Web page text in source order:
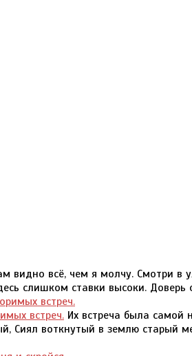
видно всё, чем я молчу. Смотри в
слишком ставки высоки. Доверь
встреч. Их встреча была самой
Сиял воткнутый в землю старый